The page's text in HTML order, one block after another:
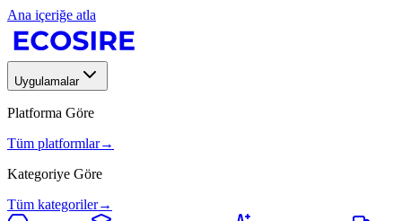
Ana içeriğe atla
Uygulamalar
Platforma Göre
Tüm platformlar→
Kategoriye Göre
Tüm kategoriler→